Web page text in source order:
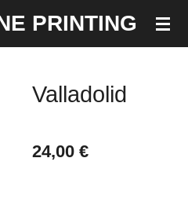
PRINTING
Valladolid
24,00 €